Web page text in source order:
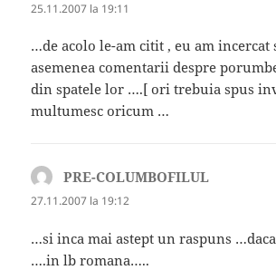
25.11.2007 la 19:11
…de acolo le-am citit , eu am incercat
asemenea comentarii despre
din spatele lor ….[ ori trebuia spus
multumesc oricum …
PRE-COLUMBOFILUL
27.11.2007 la 19:12
…si inca mai astept un raspuns
….in lb romana…..